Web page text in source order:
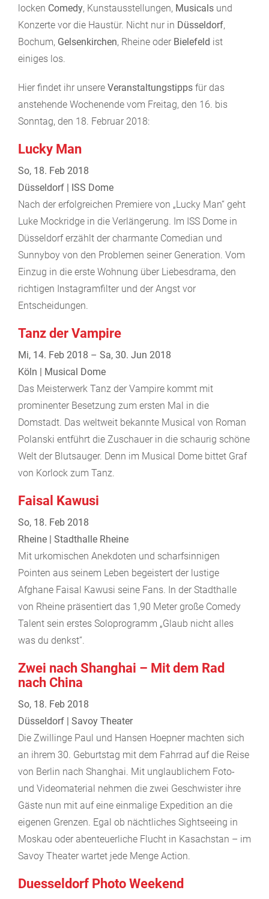
locken Comedy, Kunstausstellungen, Musicals und
Konzerte vor die Haustür. Nicht nur in Düsseldorf,
Bochum, Gelsenkirchen, Rheine oder Bielefeld ist
einiges los.
Hier findet ihr unsere Veranstaltungstipps für das
anstehende Wochenende vom Freitag, den 16. bis
Sonntag, den 18. Februar 2018:
Lucky Man
So, 18. Feb 2018
Düsseldorf | ISS Dome
Nach der erfolgreichen Premiere von „Lucky Man“ geht
Luke Mockridge in die Verlängerung. Im ISS Dome in
Düsseldorf erzählt der charmante Comedian und
Sunnyboy von den Problemen seiner Generation. Vom
Einzug in die erste Wohnung über Liebesdrama, den
richtigen Instagramfilter und der Angst vor
Entscheidungen.
Tanz der Vampire
Mi, 14. Feb 2018 – Sa, 30. Jun 2018
Köln | Musical Dome
Das Meisterwerk Tanz der Vampire kommt mit
prominenter Besetzung zum ersten Mal in die
Domstadt. Das weltweit bekannte Musical von Roman
Polanski entführt die Zuschauer in die schaurig schöne
Welt der Blutsauger. Denn im Musical Dome bittet Graf
von Korlock zum Tanz.
Faisal Kawusi
So, 18. Feb 2018
Rheine | Stadthalle Rheine
Mit urkomischen Anekdoten und scharfsinnigen
Pointen aus seinem Leben begeistert der lustige
Afghane Faisal Kawusi seine Fans. In der Stadthalle
von Rheine präsentiert das 1,90 Meter große Comedy
Talent sein erstes Soloprogramm „Glaub nicht alles
was du denkst“.
Zwei nach Shanghai – Mit dem Rad
nach China
So, 18. Feb 2018
Düsseldorf | Savoy Theater
Die Zwillinge Paul und Hansen Hoepner machten sich
an ihrem 30. Geburtstag mit dem Fahrrad auf die Reise
von Berlin nach Shanghai. Mit unglaublichem Foto-
und Videomaterial nehmen die zwei Geschwister ihre
Gäste nun mit auf eine einmalige Expedition an die
eigenen Grenzen. Egal ob nächtliches Sightseeing in
Moskau oder abenteuerliche Flucht in Kasachstan – im
Savoy Theater wartet jede Menge Action.
Duesseldorf Photo Weekend